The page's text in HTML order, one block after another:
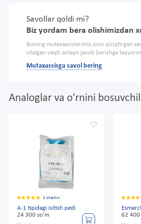
Savollar qoldi mi?
Biz yordam bera olishimizdan
Bizning mutaxassislarimiz sizni qiziqtirgan
istalgan vaqti onlayn javob berishga
Mutaxassisga savol bering
Analoglar va o'rnini
2 sharhni
A-1 tipidagi isitish pedi
24 300 so'm
62 400